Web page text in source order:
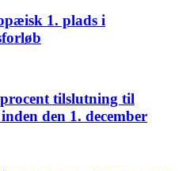
1. plads i
tilslutning til
den 1. december